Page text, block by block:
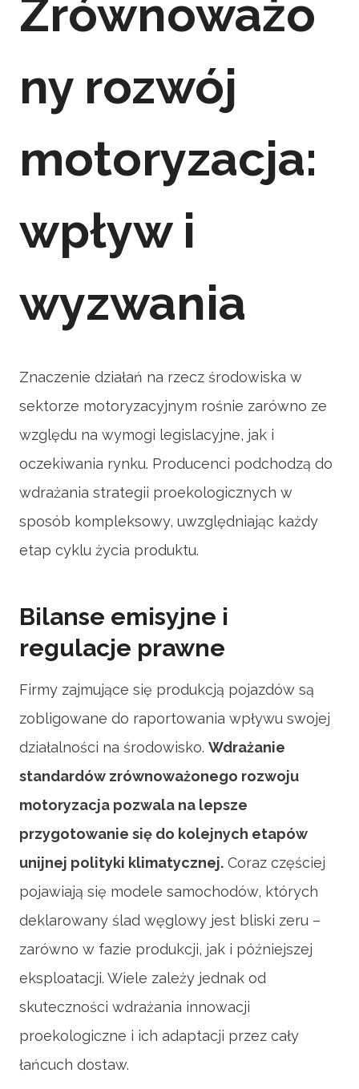
Zrównoważo
ny rozwój
motoryzacja:
wpływ i
wyzwania
Znaczenie działań na rzecz środowiska w
sektorze motoryzacyjnym rośnie zarówno ze
względu na wymogi legislacyjne, jak i
oczekiwania rynku. Producenci podchodzą do
wdrażania strategii proekologicznych w
sposób kompleksowy, uwzględniając każdy
etap cyklu życia produktu.
Bilanse emisyjne i
regulacje prawne
Firmy zajmujące się produkcją pojazdów są
zobligowane do raportowania wpływu swojej
działalności na środowisko. Wdrażanie
standardów zrównoważonego rozwoju
motoryzacja pozwala na lepsze
przygotowanie się do kolejnych etapów
unijnej polityki klimatycznej. Coraz częściej
pojawiają się modele samochodów, których
deklarowany ślad węglowy jest bliski zeru –
zarówno w fazie produkcji, jak i późniejszej
eksploatacji. Wiele zależy jednak od
skuteczności wdrażania innowacji
proekologiczne i ich adaptacji przez cały
łańcuch dostaw.